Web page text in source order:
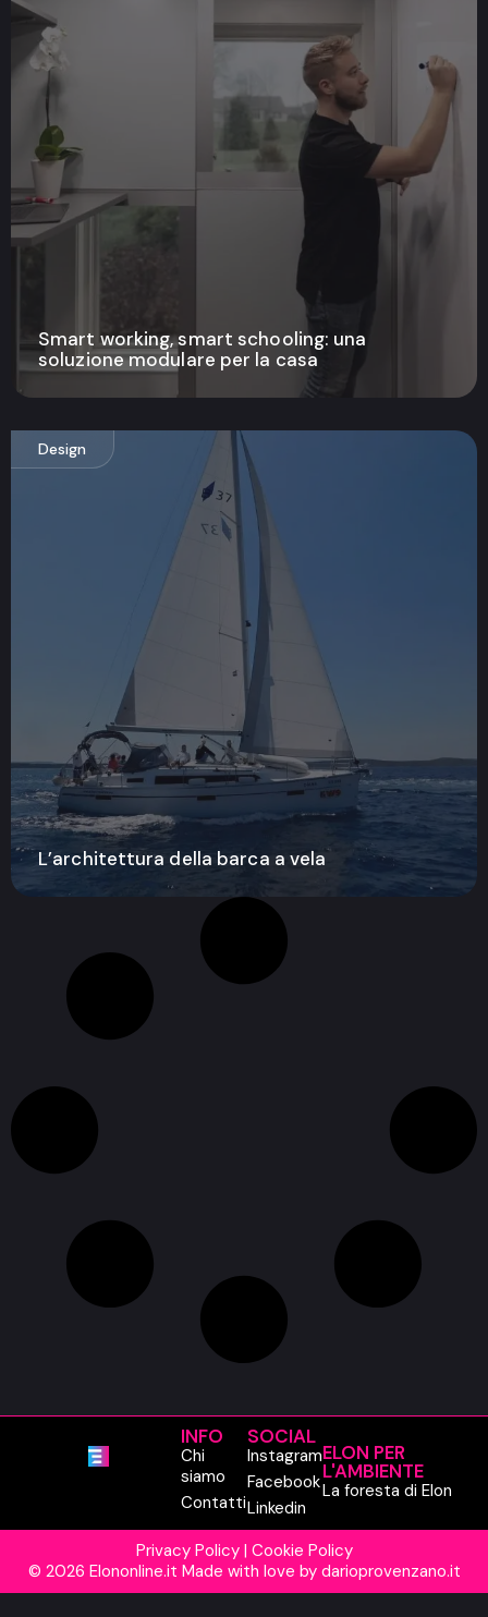
Smart working, smart schooling: una
soluzione modulare per la casa
Design
L’architettura della barca a vela
INFO
Chi
siamo
Contatti
SOCIAL
Instagram
Facebook
Linkedin
ELON PER
L'AMBIENTE
La foresta di Elon
Privacy Policy| Cookie Policy
© 2026 Elononline.it Made with love by darioprovenzano.it